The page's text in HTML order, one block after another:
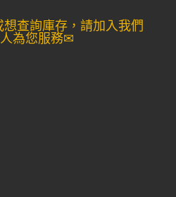
查詢庫存，請加入我們
為您服務✉